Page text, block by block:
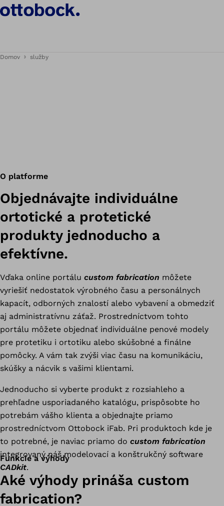
Domov služby
c
u
s
O platforme
Objednávajte individuálne
ortotické a protetické
produkty jednoducho a
efektívne.
Vďaka online portálu custom fabrication môžete
vyriešiť nedostatok výrobného času a personálnych
kapacít, odborných znalostí alebo vybavení a obmedziť
aj administratívnu záťaž. Prostredníctvom tohto
portálu môžete objednať individuálne penové modely
pre protetiku i ortotiku alebo skúšobné a finálne
pomôcky. A vám tak zvýši viac času na komunikáciu,
skúšky a nácvik s vašimi klientami.
Jednoducho si vyberte produkt z rozsiahleho a
prehľadne usporiadaného katalógu, prispôsobte ho
potrebám vášho klienta a objednajte priamo
prostredníctvom Ottobock iFab. Pri produktoch kde je
to potrebné, je naviac priamo do custom fabrication
integrovaný náš modelovací a konštrukčný software
CADkit.
Funkcie a výhody
Aké výhody prináša custom
fabrication?